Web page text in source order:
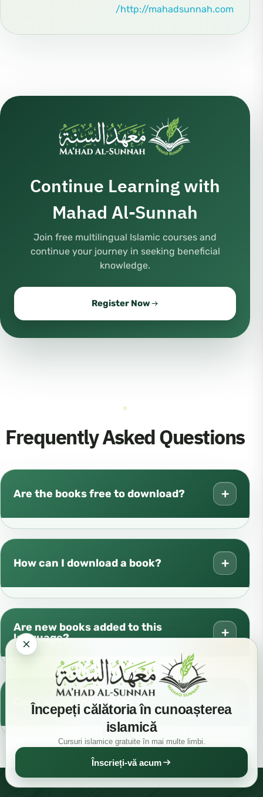
Începeți călătoria în cunoașterea
islamică
Cursuri islamice gratuite în mai multe limbi.
Înscrieți-vă acum
http://mahadsunnah.com/
Continue Learning with
Mahad Al-Sunnah
Join free multilingual Islamic courses and
continue your journey in seeking beneficial
knowledge.
Register Now
Frequently Asked Questions
Are the books free to download? +
How can I download a book? +
Are new books added to this
language?
+
Can I share these books?